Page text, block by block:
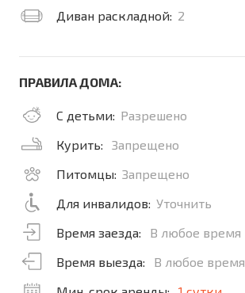
Диван раскладной: 2
ПРАВИЛА ДОМА:
С детьми: Разрешено
Курить:
Запрещено
Питомцы: Запрещено
Для инвалидов: Уточнить
Время заезда:
В любое время
Время выезда:
В любое время